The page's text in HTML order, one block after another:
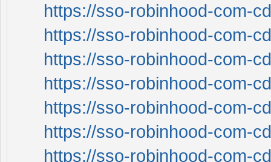
https://sso-robinhood-com-
https://sso-robinhood-com-
https://sso-robinhood-com-
https://sso-robinhood-com-
https://sso-robinhood-com-
https://sso-robinhood-com-
https://sso-robinhood-com-